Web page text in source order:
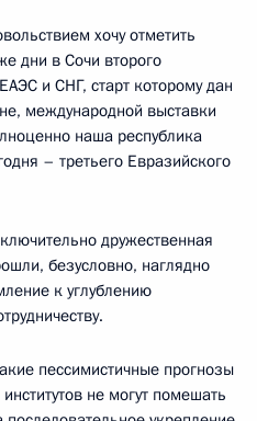
хочу отметить
дни в Сочи второго
и СНГ, старт которому дан
международной выставки
наша республика
– третьего Евразийского
дружественная
безусловно, наглядно
к углублению
пессимистичные прогнозы
не могут помешать